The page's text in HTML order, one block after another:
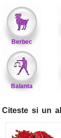
Berbec
Balanta
Citeste si un